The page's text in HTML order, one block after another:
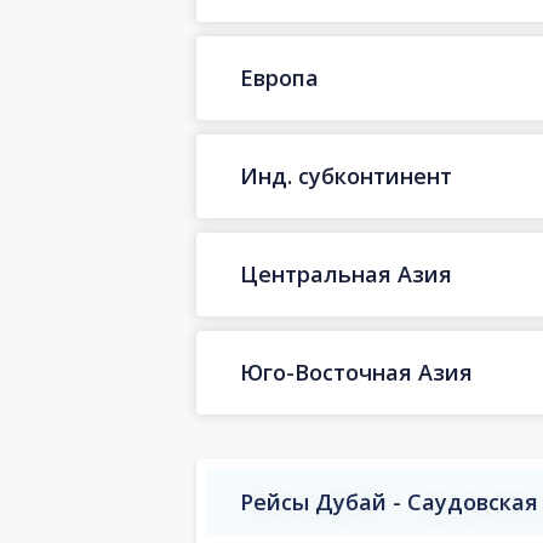
Европа
Инд. субконтинент
Центральная Азия
Юго-Восточная Азия
Рейсы Дубай -